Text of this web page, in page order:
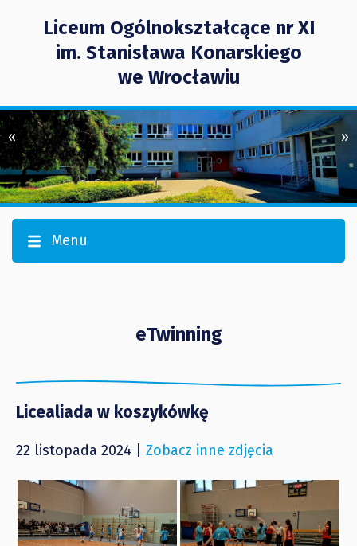
Liceum Ogólnokształcące nr XI
im. Stanisława Konarskiego
we Wrocławiu
« »
Menu
eTwinning
Licealiada w koszykówkę
22 listopada 2024 | Zobacz inne zdjęcia